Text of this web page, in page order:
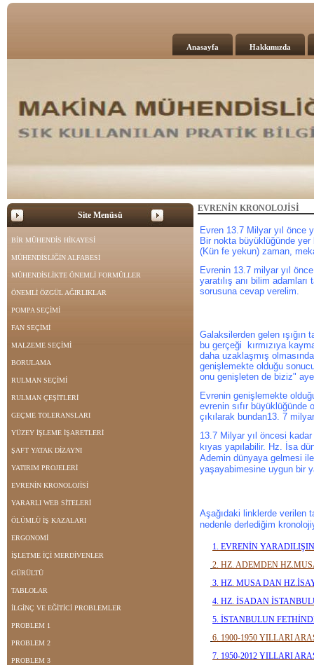
Anasayfa Hakkımızda
Site Menüsü
BİR MÜHENDİS HİKAYESİ
MÜHENDİSLİĞİN ALFABESİ
MÜHENDİSLİKTE ÖNEMLİ FORMÜLLER
ÖNEMLİ ÖZGÜL AĞIRLIKLAR
POMPA SEÇİMİ
FAN SEÇİMİ
MALZEME SEÇİMİ
BORULAMA
RULMAN SEÇİMİ
RULMAN ÇEŞİTLERİ
GEÇME TOLERANSLARI
YÜZEY İŞLEME İŞARETLERİ
ŞAFT YATAK DİZAYNI
YATIRIM PROJELERİ
EVRENİN KRONOLOJİSİ
YARARLI WEB SİTELERİ
ÖLÜMLÜ İŞ KAZALARI
ERGONOMİ
İŞLETME İÇİ MERDİVENLER
GÜRÜLTÜ
TABLOLAR
İLGİNÇ VE EĞİTİCİ PROBLEMLER
PROBLEM 1
PROBLEM 2
PROBLEM 3
EVRENİN KRONOLOJİSİ
Evren 13.7 Milyar yıl önce
Bir nokta büyüklüğünde
(Kün fe yekun) zaman,
Evrenin 13.7 milyar yıl
yaratılış anı bilim
sorusuna cevap verelim.
Galaksilerden gelen ışığın
bu gerçeği kırmızıya
daha uzaklaşmış
genişlemekte olduğu
onu genişleten de biziz"
Evrenin genişlemekte
evrenin sıfır büyüklüğünde
çıkılarak bundan13. 7
13.7 Milyar yıl öncesi
kıyas yapılabilir. Hz. İsa
Ademin dünyaya gelmesi
yaşayabimesine uygun bir
Aşağıdaki linklerde verilen
nedenle derlediğim
1. EVRENİN
2. HZ. ADEMDEN
3. HZ. MUSA DAN
4. HZ. İSADAN
5. İSTANBULUN
6. 1900-1950 YILLARI
7. 1950-2012 YILLARI